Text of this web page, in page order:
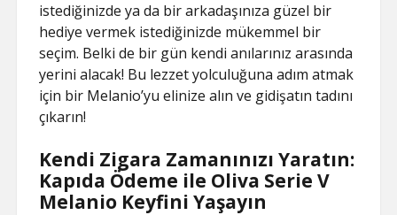
istediğinizde ya da bir arkadaşınıza güzel bir
hediye vermek istediğinizde mükemmel bir
seçim. Belki de bir gün kendi anılarınız arasında
yerini alacak! Bu lezzet yolculuğuna adım atmak
için bir Melanio’yu elinize alın ve gidişatın tadını
çıkarın!
Kendi Zigara Zamanınızı Yaratın:
Kapıda Ödeme ile Oliva Serie V
Melanio Keyfini Yaşayın